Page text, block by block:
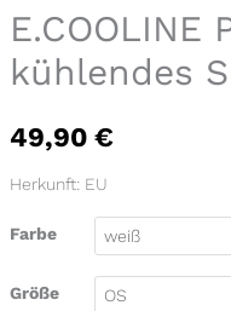
E.COOLINE
kühlendes
49,90 €
Herkunft: EU
Farbe
Größe
SX3
kühlendes
SunVisor